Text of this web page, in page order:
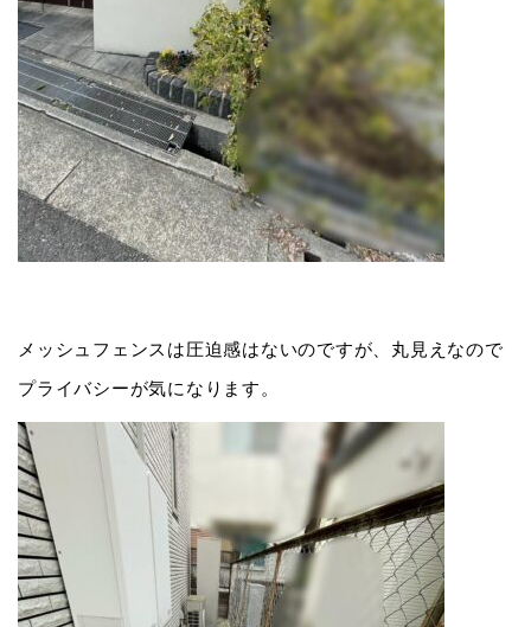
メッシュフェンスは圧迫感はないのですが、丸見えなので
プライバシーが気になります。